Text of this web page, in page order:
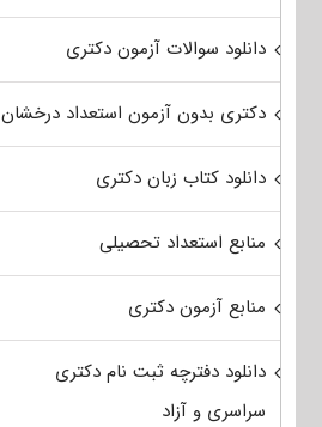
دانلود سوالات آزمون دکتری
دکتری بدون آزمون استعداد درخشان
دانلود کتاب زبان دکتری
منابع استعداد تحصیلی
منابع آزمون دکتری
دانلود دفترچه ثبت نام دکتری
سراسری و آزاد